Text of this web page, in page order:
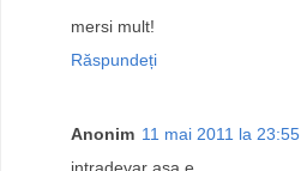
mersi mult!
Răspundeți
Anonim 11 mai 2011 la 23:55
intradevar asa e,